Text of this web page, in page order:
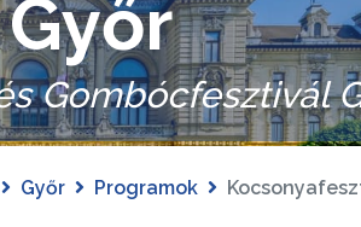
Győr
Gombócfesztivál
Győr Programok